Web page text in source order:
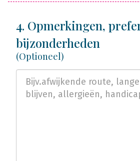
4. Opmerkingen,
bijzonderheden
(Optioneel)